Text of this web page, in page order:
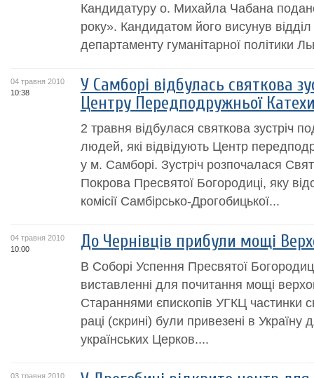
Кандидатуру о. Михайла Чабана
року». Кандидатом його висунув
департаменту гуманітарної політики
04 травня 2010
10:38
У Самборі відбулась святкова
Центру Передподружньої
2 травня відбулася святкова зустріч
людей, які відвідують Центр
у м. Самборі. Зустріч розпочалася
Покрова Пресвятої Богородиці, яку
комісії Самбірсько-Дрогобицької...
04 травня 2010
10:00
До Чернівців прибули мощі
В Соборі Успення Пресвятої
виставленні для почитання мощі
Стараннями єпископів УГКЦ частинки
раці (скрині) були привезені в
українських Церков....
03 травня 2010